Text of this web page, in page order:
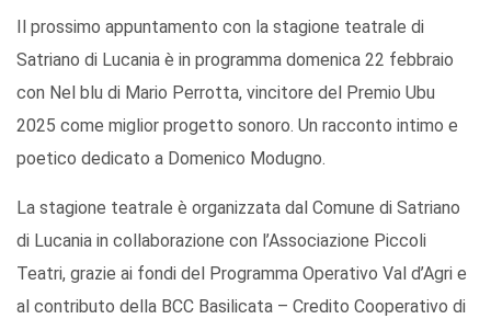
Il prossimo appuntamento con la stagione teatrale di
Satriano di Lucania è in programma domenica 22 febbraio
con Nel blu di Mario Perrotta, vincitore del Premio Ubu
2025 come miglior progetto sonoro. Un racconto intimo e
poetico dedicato a Domenico Modugno.
La stagione teatrale è organizzata dal Comune di Satriano
di Lucania in collaborazione con l’Associazione Piccoli
Teatri, grazie ai fondi del Programma Operativo Val d’Agri e
al contributo della BCC Basilicata – Credito Cooperativo di